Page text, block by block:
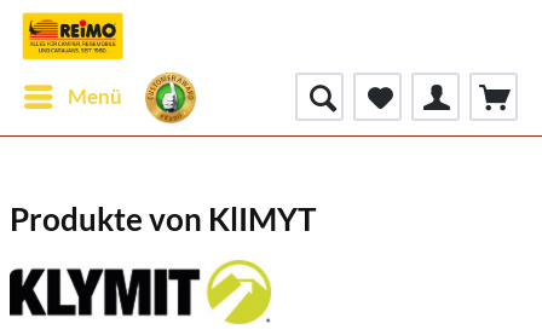
Menü
Produkte von KlIMYT